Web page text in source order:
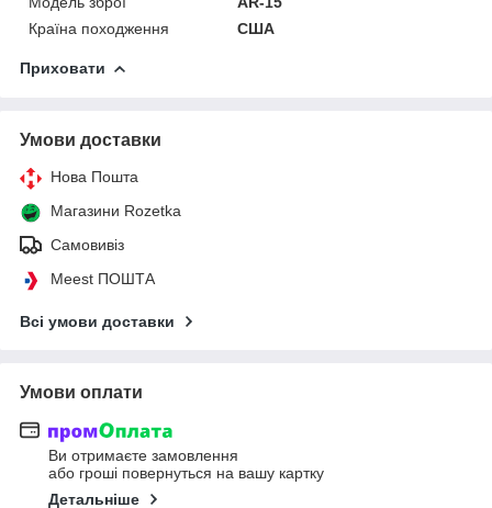
Країна походження
США
Приховати
Умови доставки
Нова Пошта
Магазини Rozetka
Самовивіз
Meest ПОШТА
Всі умови доставки
Умови оплати
Ви отримаєте замовлення
або гроші повернуться на вашу картку
Детальніше